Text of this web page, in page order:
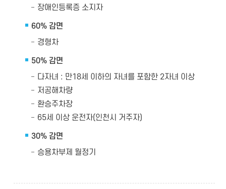
장애인등록증 소지자
60% 감면
경형차
50% 감면
다자녀 : 만18세 이하의 자녀를 포함한 2자녀 이상
저공해차량
환승주차장
65세 이상 운전자(인천시 거주자)
30% 감면
승용차부제 월정기